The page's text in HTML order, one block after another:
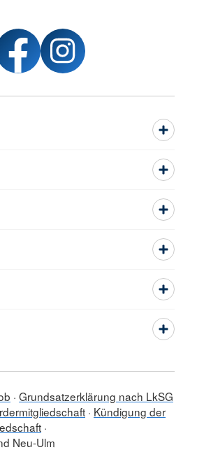
Grundsatzerklärung nach LkSG
Kündigung der
Neu-Ulm